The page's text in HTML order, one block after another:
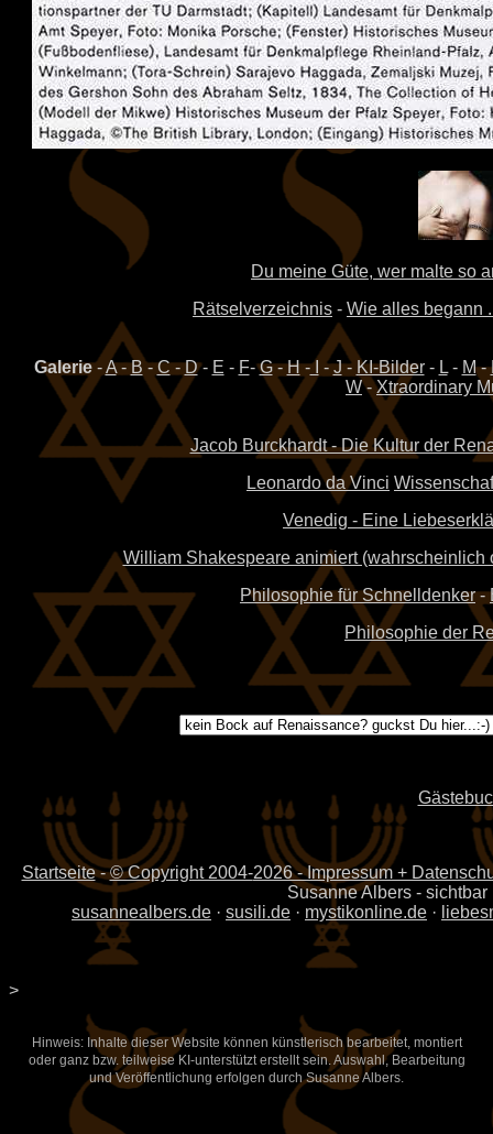
Du meine Güte, wer malte so
Rätselverzeichnis - Wie alles begann
Galerie-A-B-C-D- E - F-G-H-I -J- KI-Bilder- L- M-
W-Xtraordinary
Jacob Burckhardt - Die Kultur der
Leonardo da Vinci
Venedig - Eine
William Shakespeare animiert (wahrscheinlich
Philosophie für Schnelldenker-
Philosophie der
Startseite-© Copyright 2004-2026 - Impressum +
Susanne Albers -
susannealbers.de · susili.de · mystikonline.de ·
>
Hinweis: Inhalte dieser Website können künstlerisch bearbeitet, montiert
oder ganz bzw. teilweise KI-unterstützt erstellt sein. Auswahl, Bearbeitung
und Veröffentlichung erfolgen durch Susanne Albers.